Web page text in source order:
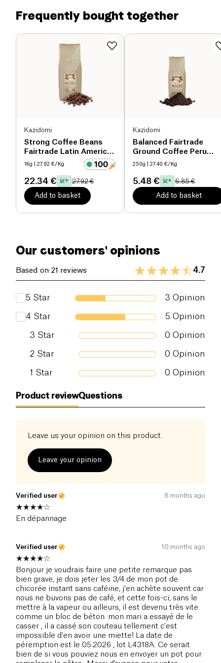
Frequently bought together
Kazidomi
Strong Coffee Beans
Fairtrade Latin America
& Tanzania organic
1Kg | 27.92 €/Kg
22.34 € 27.92 €
Add to basket
Kazidomi
Balanced Fairtrade
Ground Coffee Peru
organic
250g | 27.40 €/Kg
5.48 € 6.85 €
Add to basket
of which sugars (g)
Dietary fiber (g) 25 g
Our customers' opinions
Based on 21 reviews 4.7
5 Star 3 Opinion
4 Star 5 Opinion
3 Star 0 Opinion
2 Star 0 Opinion
1 Star 0 Opinion
Product reviewQuestions
Leave us your opinion on this product.
Leave your opinion
Verified user 8 months ago
En dépannage
Verified user 10 months ago
Bonjour je voudrais faire une petite remarque pas
bien grave, je dois jeter les 3/4 de mon pot de
chicorée instant sans caféine, j'en achète souvent car
nous ne buvons pas de café, et cette fois-ci, sans le
mettre à la vapeur ou ailleurs, il est devenu très vite
comme un bloc de béton. mon mari a essayé de le
casser , il a cassé son couteau tellement c'est
impossible d'en avoir une miette! La date de
péremption est le 05.2026 , lot L4318A. Ce serait
bien de si vous pouviez nous en envoyer un pot pour